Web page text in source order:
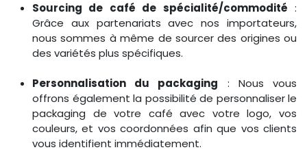
Sourcing de café de spécialité/commodité :
Grâce aux partenariats avec nos importateurs,
nous sommes à même de sourcer des origines ou
des variétés plus spécifiques.
Personnalisation du packaging : Nous vous
offrons également la possibilité de personnaliser le
packaging de votre café avec votre logo, vos
couleurs, et vos coordonnées afin que vos clients
vous identifient immédiatement.